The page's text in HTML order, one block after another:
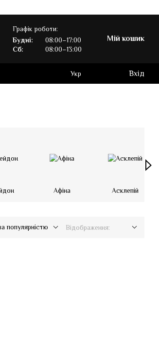
Графік роботи:
Будні:
08:00–17:00
Сб:
08:00–13:00
Мій кошик
Укр Вхід
Афіна Асклепій
популярністю Відображення: